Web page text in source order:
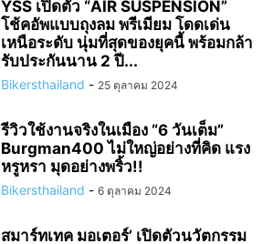
YSS เปิดตัว “AIR SUSPENSION”
โช้คอัพแบบถุงลม พรีเมียม โดดเด่น
เหนือระดับ นุ่มที่สุดของยุคนี้ พร้อมกล้า
รับประกันนาน 2 ปี...
Bikersthailand - 25 ตุลาคม 2024
รีวิวใช้งานจริงในเมือง “6 วันเต็ม”
Burgman400 ไม่ใหญ่อย่างที่คิด แรง
หรูหรา มุดอย่างพริ้ว!!
Bikersthailand - 6 ตุลาคม 2024
สมาร์ทเทค มอเตอร์’ เปิดตัวนวัตกรรม